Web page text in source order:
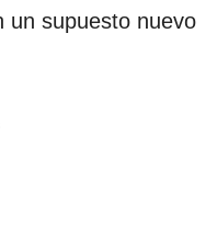
un supuesto nuevo